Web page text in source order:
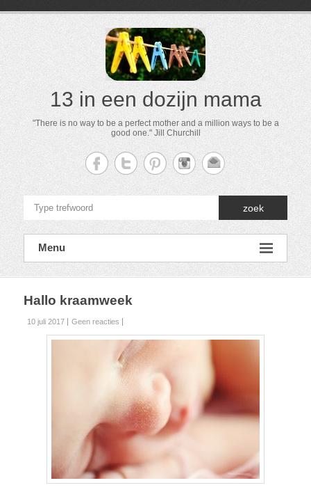
13 in een dozijn mama
"There is no way to be a perfect mother and a million ways to be a
good one." Jill Churchill
zoek
Menu
Hallo kraamweek
10 juli 2017 Geen reacties